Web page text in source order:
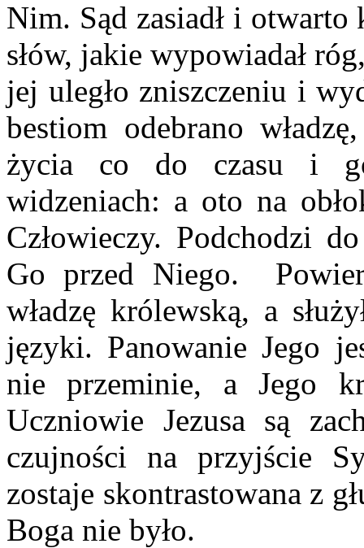
Nim. Sąd zasiadł i
słów, jakie wypowiadał
jej uległo zniszczeniu i
bestiom odebrano
życia co do czasu i
widzeniach: a oto na
Człowieczy. Podchodzi
Go przed Niego.
władzę królewską, a
języki. Panowanie Jego
nie przeminie, a Jego
Uczniowie Jezusa są
czujności na przyjście
zostaje skontrastowana z
Boga nie było.